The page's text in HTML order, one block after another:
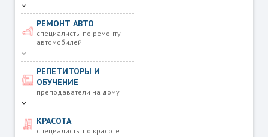
РЕМОНТ АВТО
специалисты по ремонту
автомобилей
РЕПЕТИТОРЫ И
ОБУЧЕНИЕ
преподаватели на дому
КРАСОТА
специалисты по красоте